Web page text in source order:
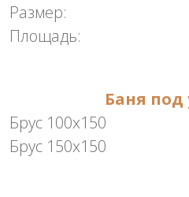
Размер:
Площадь:
Баня под
Брус 100х150
Брус 150х150